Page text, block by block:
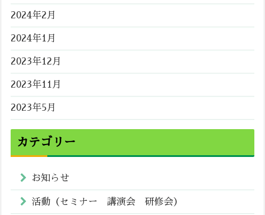
2024年2月
2024年1月
2023年12月
2023年11月
2023年5月
カテゴリー
お知らせ
活動（セミナー 講演会 研修会）